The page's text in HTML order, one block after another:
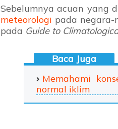
Sebelumnya acuan yang
meteorologi pada
pada Guide to
Memahami
normal iklim